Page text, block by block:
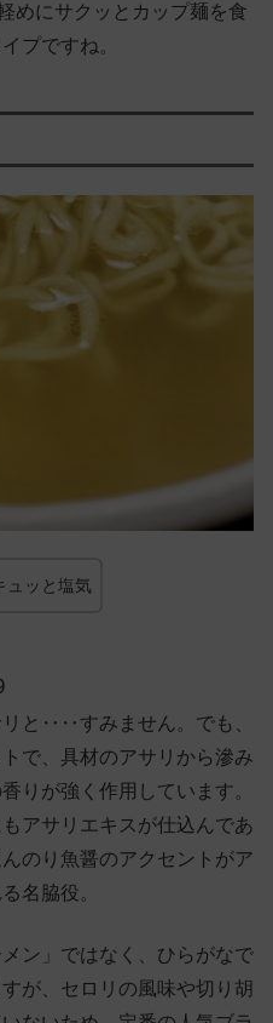
めにサクッとカップ麺を食
プですね。
ュッと塩気
と‥‥すみません。でも、
で、具材のアサリから滲み
りが強く作用しています。
アサリエキスが仕込んであ
のり魚醤のアクセントがア
名脇役。
ン」ではなく、ひらがなで
が、セロリの風味や切り胡